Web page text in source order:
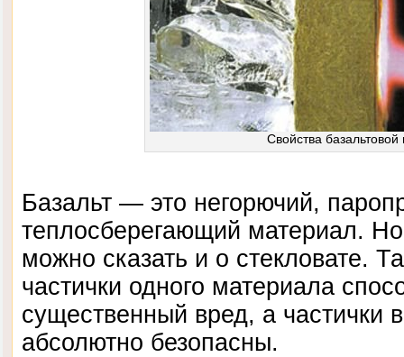
Свойства базальтовой
Базальт — это негорючий,
теплосберегающий материал.
можно сказать и о стекловате.
частички одного материала
существенный вред, а частички
абсолютно безопасны.